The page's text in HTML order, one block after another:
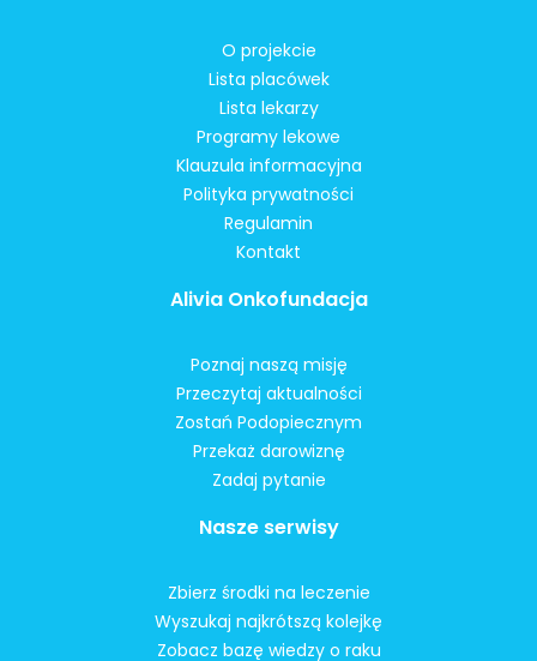
O projekcie
Lista placówek
Lista lekarzy
Programy lekowe
Klauzula informacyjna
Polityka prywatności
Regulamin
Kontakt
Alivia Onkofundacja
Poznaj naszą misję
Przeczytaj aktualności
Zostań Podopiecznym
Przekaż darowiznę
Zadaj pytanie
Nasze serwisy
Zbierz środki na leczenie
Wyszukaj najkrótszą kolejkę
Zobacz bazę wiedzy o raku